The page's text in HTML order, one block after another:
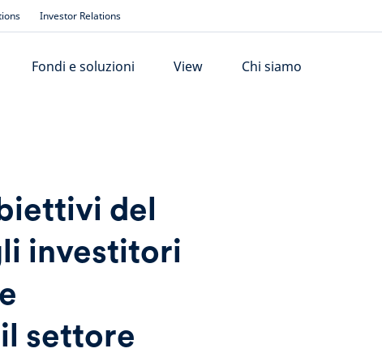
Investor Relations
Fondi e soluzioni View Chi siamo
del
investitori
settore